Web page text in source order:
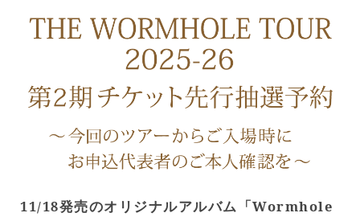
11/18発売のオリジナルアルバム「Wormhole